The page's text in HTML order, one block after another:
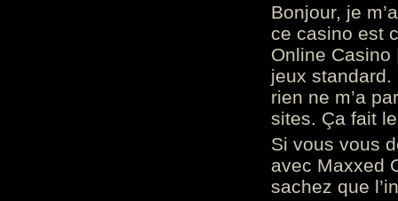
Bonjour, je
ce casino est
Online
jeux standard.
rien ne m’a
sites. Ça fait
Si vous vous
avec Maxxed
sachez que